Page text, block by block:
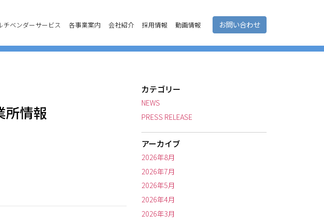
チベンダーサービス 各事業案内 会社紹介 採用情報 動画情報 お問い合わせ
情報
カテゴリー
NEWS
PRESS RELEASE
アーカイブ
2026年8月
2026年7月
2026年5月
2026年4月
2026年3月